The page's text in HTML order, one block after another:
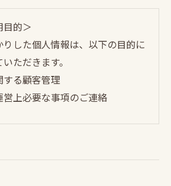
目的＞
した個人情報は、以下の目的に
ただきます。
する顧客管理
営上必要な事項のご連絡